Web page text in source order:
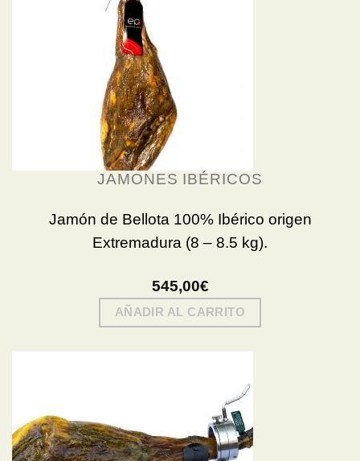
JAMONES IBÉRICOS
Jamón de Bellota 100% Ibérico origen
Extremadura (8 – 8.5 kg).
545,00€
AÑADIR AL CARRITO